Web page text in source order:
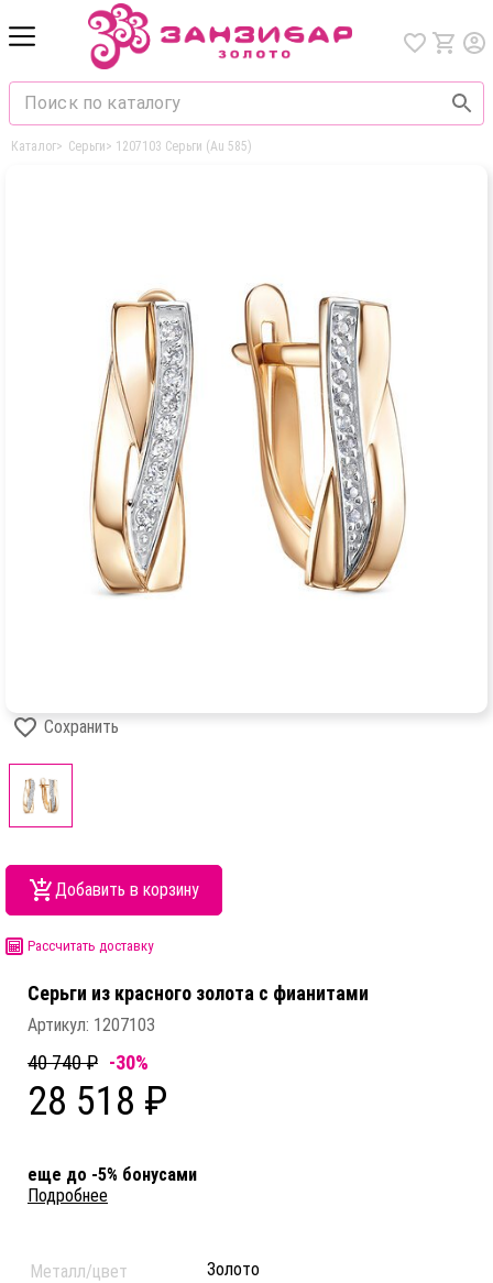
Каталог> Серьги> 1207103 Серьги (Au 585)
Сохранить
Добавить в корзину
Рассчитать доставку
Серьги из красного золота c фианитами
Артикул: 1207103
40 740 ₽ -30%
28 518 ₽
еще до -5% бонусами
Подробнее
Металл/цвет
Золото